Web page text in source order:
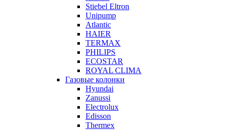
Stiebel Eltron
Unipump
Atlantic
HAIER
TERMAX
PHILIPS
ECOSTAR
ROYAL CLIMA
Газовые колонки
Hyundai
Zanussi
Electrolux
Edisson
Thermex